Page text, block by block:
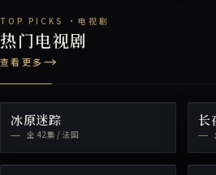
热门电视剧
查看更多
冰原迷踪
全42集/法国
长